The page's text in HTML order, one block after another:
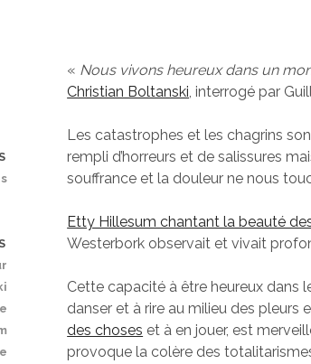
« Nous vivons heureux dans un
Christian Boltanski, interrogé par
Les catastrophes et les chagrins
rempli d’horreurs et de salissures
souffrance et la douleur ne nous
Etty Hillesum chantant la beauté
Westerbork observait et vivait
Cette capacité à être heureux dans
danser et à rire au milieu des
des choses et à en jouer, est
provoque la colère des